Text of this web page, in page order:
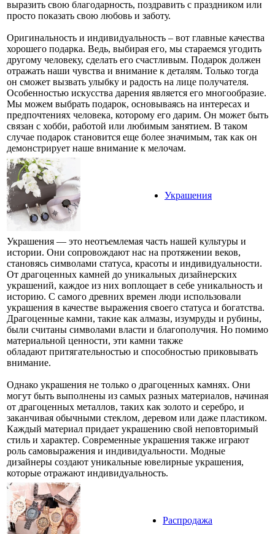
выразить свою благодарность, поздравить с праздником или
просто показать свою любовь и заботу.
Оригинальность и индивидуальность – вот главные качества
хорошего подарка. Ведь, выбирая его, мы стараемся угодить
другому человеку, сделать его счастливым. Подарок должен
отражать наши чувства и внимание к деталям. Только тогда
он сможет вызвать улыбку и радость на лице получателя.
Особенностью искусства дарения является его многообразие.
Мы можем выбрать подарок, основываясь на интересах и
предпочтениях человека, которому его дарим. Он может быть
связан с хобби, работой или любимым занятием. В таком
случае подарок становится еще более значимым, так как он
демонстрирует наше внимание к мелочам.
Украшения
Украшения — это неотъемлемая часть нашей культуры и
истории. Они сопровождают нас на протяжении веков,
становясь символами статуса, красоты и индивидуальности.
От драгоценных камней до уникальных дизайнерских
украшений, каждое из них воплощает в себе уникальность и
историю. С самого древних времен люди использовали
украшения в качестве выражения своего статуса и богатства.
Драгоценные камни, такие как алмазы, изумруды и рубины,
были считаны символами власти и благополучия. Но помимо
материальной ценности, эти камни также
обладают притягательностью и способностью приковывать
внимание.
Однако украшения не только о драгоценных камнях. Они
могут быть выполнены из самых разных материалов, начиная
от драгоценных металлов, таких как золото и серебро, и
заканчивая обычными стеклом, деревом или даже пластиком.
Каждый материал придает украшению свой неповторимый
стиль и характер. Современные украшения также играют
роль самовыражения и индивидуальности. Модные
дизайнеры создают уникальные ювелирные украшения,
которые отражают индивидуальность.
Распродажа